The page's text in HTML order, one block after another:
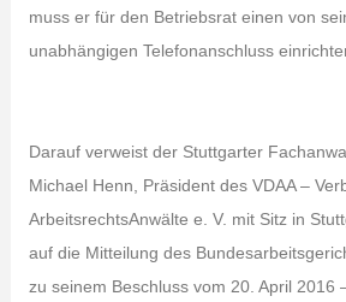
muss er für den Betriebsrat einen von
unabhängigen Telefonanschluss
Darauf verweist der Stuttgarter
Michael Henn, Präsident des VDAA –
ArbeitsrechtsAnwälte e. V. mit Sitz in
auf die Mitteilung des
zu seinem Beschluss vom 20. April 2016